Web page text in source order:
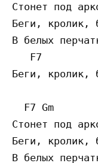
Стонет под
Беги, кролик,
В белых
   F7
Беги, кролик,
F7
Стонет под
Беги, кролик,